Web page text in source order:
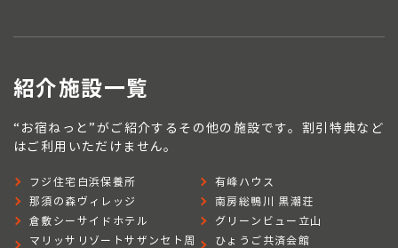
紹介施設一覧
“お宿ねっと”がご紹介するその他の施設です。割引特典など
はご利用いただけません。
フジ住宅白浜保養所
有峰ハウス
那須の森ヴィレッジ
南房総鴨川 黒潮荘
倉敷シーサイドホテル
グリーンビュー立山
マリッサリゾートサザンセト周
ひょうご共済会館